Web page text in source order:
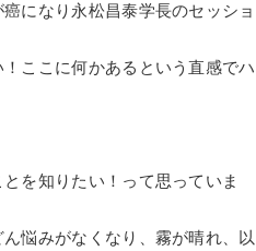
になり永松昌泰学長のセッショ
ここに何かあるという直感でハ
を知りたい！って思っていま
悩みがなくなり、霧が晴れ、以